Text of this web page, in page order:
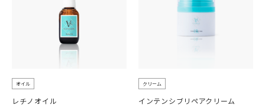
オイル
レチノオイル
クリーム
インテンシブリペアクリーム